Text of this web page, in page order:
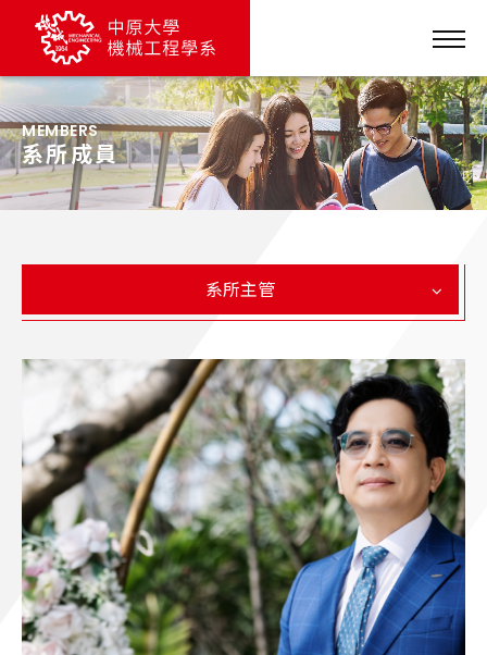
MEMBERS
系所成員
系所主管